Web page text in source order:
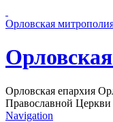
Орловская
Орловская епархия
Православной Церкви
Navigation